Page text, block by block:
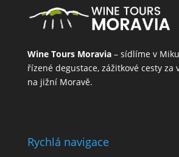
Wine Tours Moravia– sídlíme v
řízené degustace, zážitkové cesty za
na jižní Moravě.
Rychlá navigace